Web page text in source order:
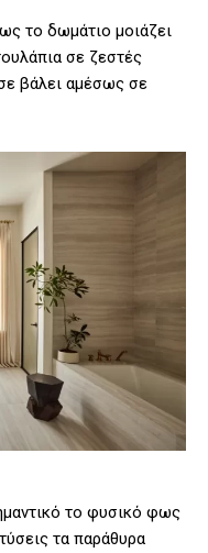
το δωμάτιο μοιάζει
σε ζεστές
βάλει αμέσως σε
το φυσικό φως
τα παράθυρα